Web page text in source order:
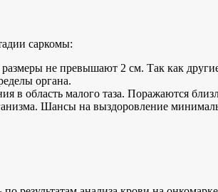
саркомы:
размеры не превышают 2 см. Так как
органа.
в область малого таза. Поражаются
Шансы на выздоровление